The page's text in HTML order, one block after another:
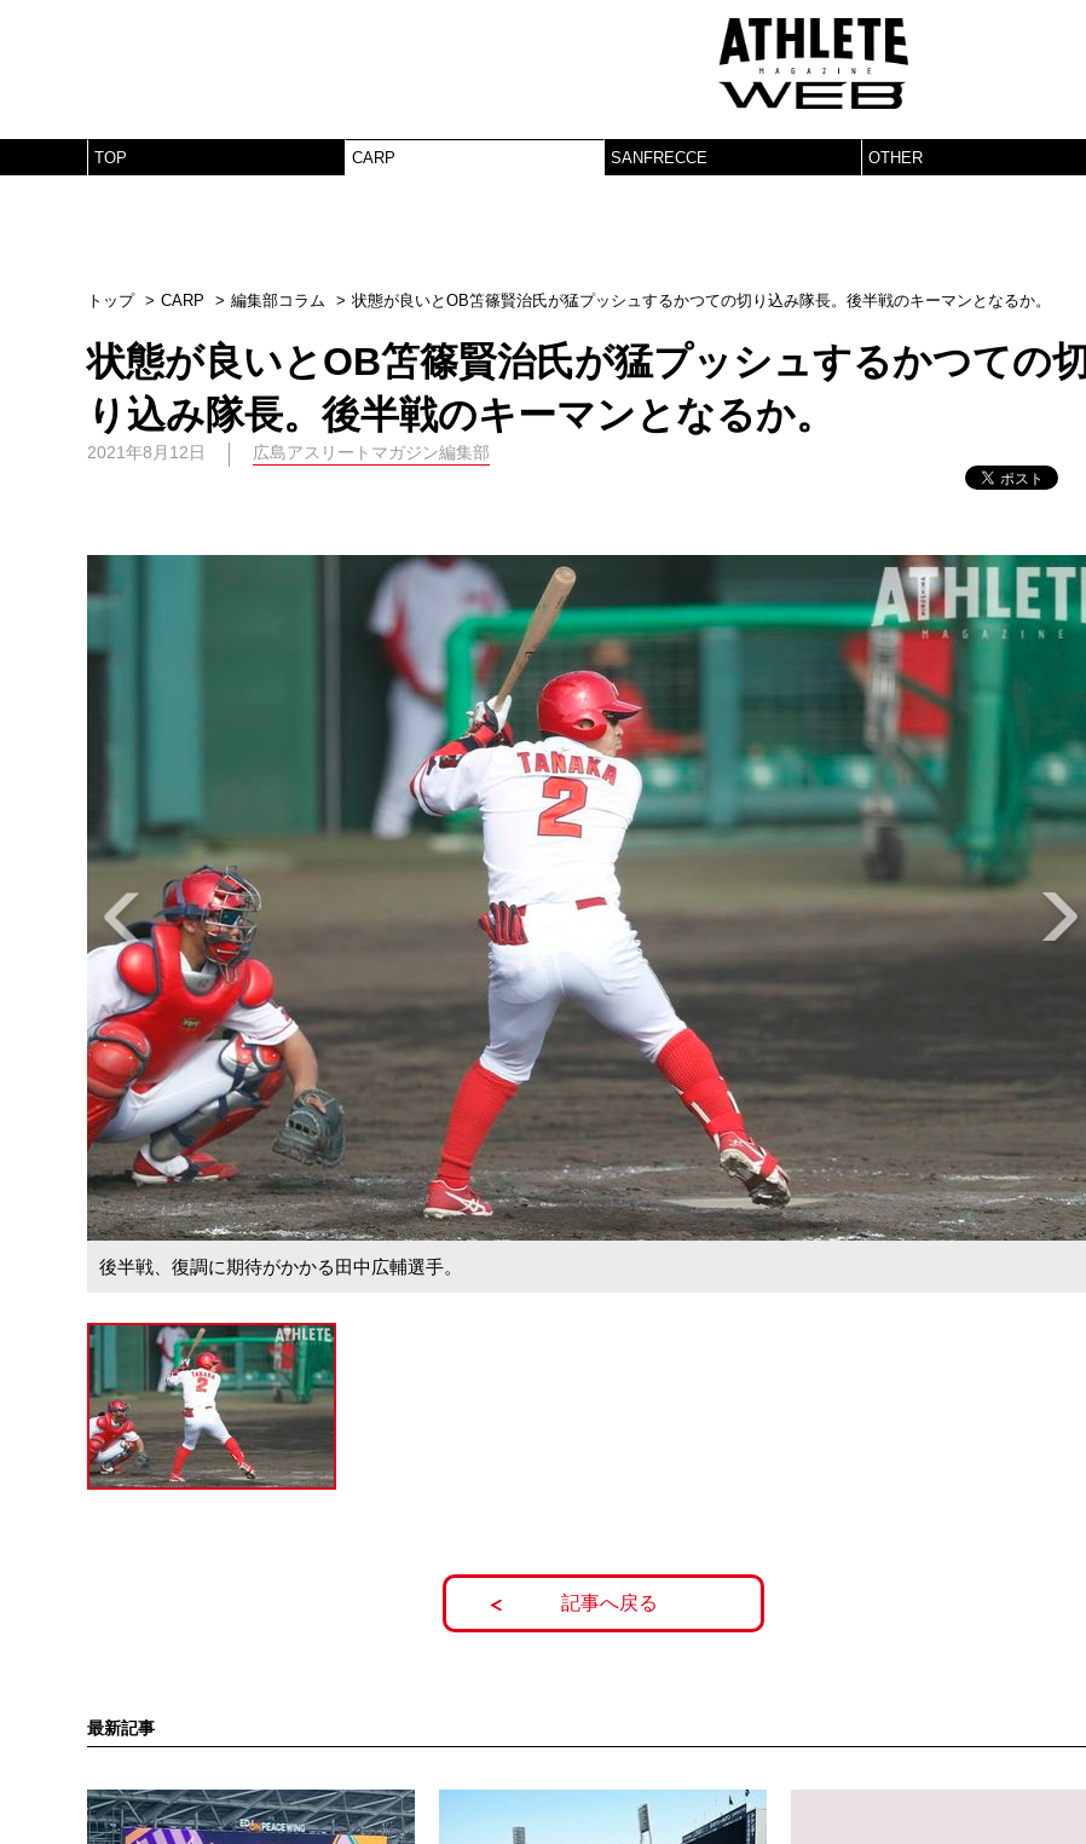
TOP CARP SANFRECCE OTHER
トップ CARP 編集部コラム 状態が良いとOB笘篠賢治氏が猛プッシュするかつての切り込み隊長。後半戦のキーマンとなるか。
状態が良いとOB笘篠賢治氏が猛プッシュするかつての切
り込み隊長。後半戦のキーマンとなるか。
2021年8月12日 広島アスリートマガジン編集部
後半戦、復調に期待がかかる田中広輔選手。
記事へ戻る
最新記事